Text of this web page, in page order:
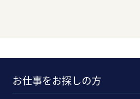
お仕事をお探しの方